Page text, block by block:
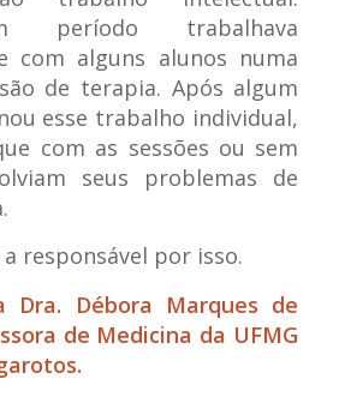
período trabalhava
com alguns alunos numa
de terapia. Após algum
esse trabalho individual,
com as sessões ou sem
seus problemas de
responsável por isso.
Dra. Débora Marques de
de Medicina da UFMG